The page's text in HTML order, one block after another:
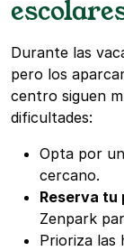
Durante las
pero los
centro siguen
dificultades:
Opta por un
cercano.
Reserva tu
Zenpark
Prioriza las